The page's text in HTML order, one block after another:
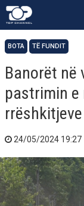
BOTA TË FUNDIT
Banorët në
pastrimin e
24/05/2024 19:27